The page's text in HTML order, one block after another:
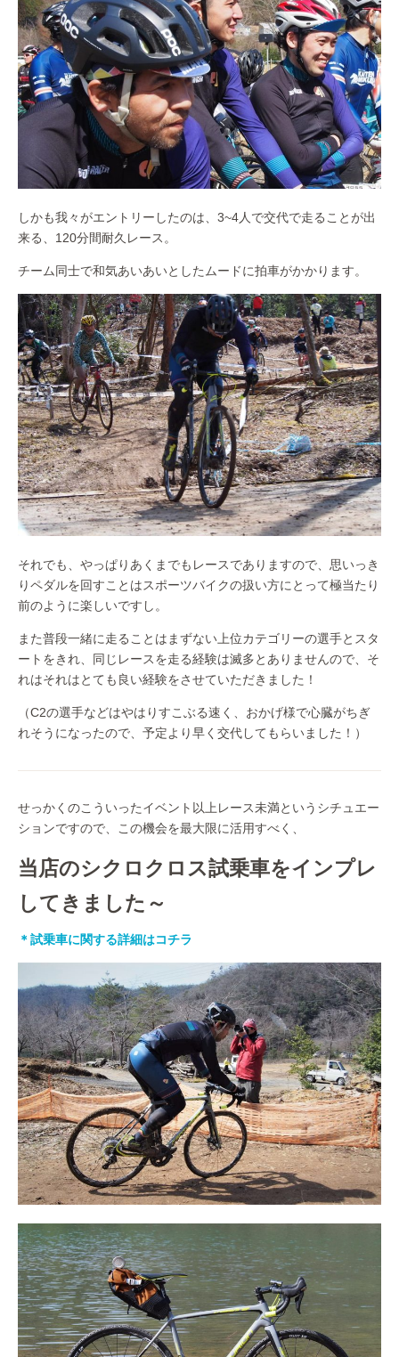
しかも我々がエントリーしたのは、3~4人で交代で走ることが出
来る、120分間耐久レース。
チーム同士で和気あいあいとしたムードに拍車がかかります。
それでも、やっぱりあくまでもレースでありますので、思いっき
りペダルを回すことはスポーツバイクの扱い方にとって極当たり
前のように楽しいですし。
また普段一緒に走ることはまずない上位カテゴリーの選手とスタ
ートをきれ、同じレースを走る経験は滅多とありませんので、そ
れはそれはとても良い経験をさせていただきました！
（C2の選手などはやはりすこぶる速く、おかげ様で心臓がちぎ
れそうになったので、予定より早く交代してもらいました！）
せっかくのこういったイベント以上レース未満というシチュエー
ションですので、この機会を最大限に活用すべく、
当店のシクロクロス試乗車をインプレ
してきました～
＊試乗車に関する詳細はコチラ